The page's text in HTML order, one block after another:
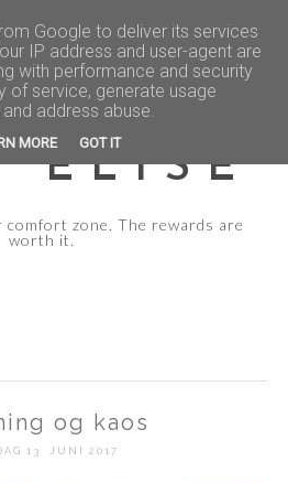
ELISE
zone. The rewards are
worth it.
og kaos
13. JUNI 2017
Google to deliver its services
IP address and user-agent are
with performance and security
of service, generate usage
address abuse.
MORE GOT IT